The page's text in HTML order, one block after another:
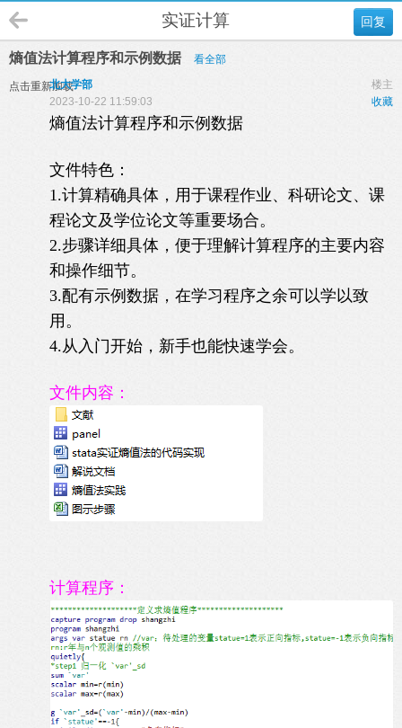
回复
实证计算
熵值法计算程序和示例数据 看全部
点击重新加载 楼主
北大学部
收藏
2023-10-22 11:59:03
熵值法计算程序和示例数据
文件特色：
1.计算精确具体，用于课程作业、科研论文、课
程论文及学位论文等重要场合。
2.步骤详细具体，便于理解计算程序的主要内容
和操作细节。
3.配有示例数据，在学习程序之余可以学以致
用。
4.从入门开始，新手也能快速学会。
文件内容：
计算程序：